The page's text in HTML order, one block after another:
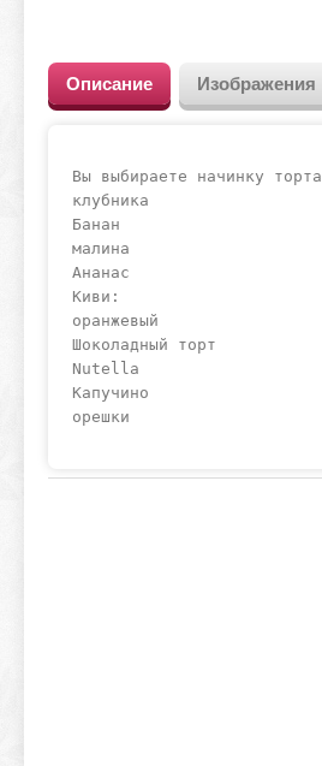
Описание Изображения
Вы выбираете начинку торта
клубника
Банан
малина
Ананас
Киви:
оранжевый
Шоколадный торт
Nutella
Капучино
орешки